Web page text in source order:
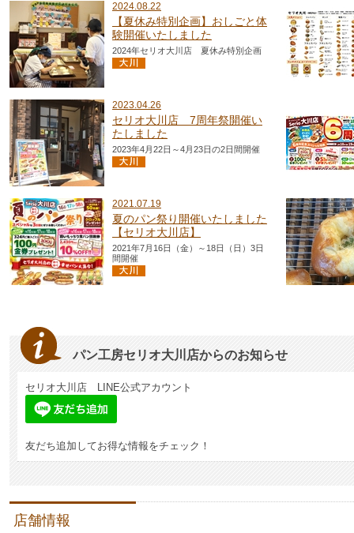
2024.08.22
【夏休み特別企画】おしごと体
験開催いたしました
2024年セリオ大川店 夏休み特別企画
2023.04.26
セリオ大川店 7周年祭開催い
たしました
2023年4月22日～4月23日の2日間開催
2021.07.19
夏のパン祭り開催いたしました
【セリオ大川店】
2021年7月16日（金）～18日（日）3日
間開催
パン工房セリオ大川店からのお知らせ
セリオ大川店 LINE公式アカウント
友だち追加してお得な情報をチェック！
店舗情報